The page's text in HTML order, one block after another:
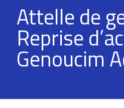
Attelle de
Reprise
Genoucim